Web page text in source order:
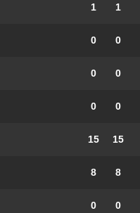
1 1
0 0
0 0
0 0
15 15
8 8
0 0